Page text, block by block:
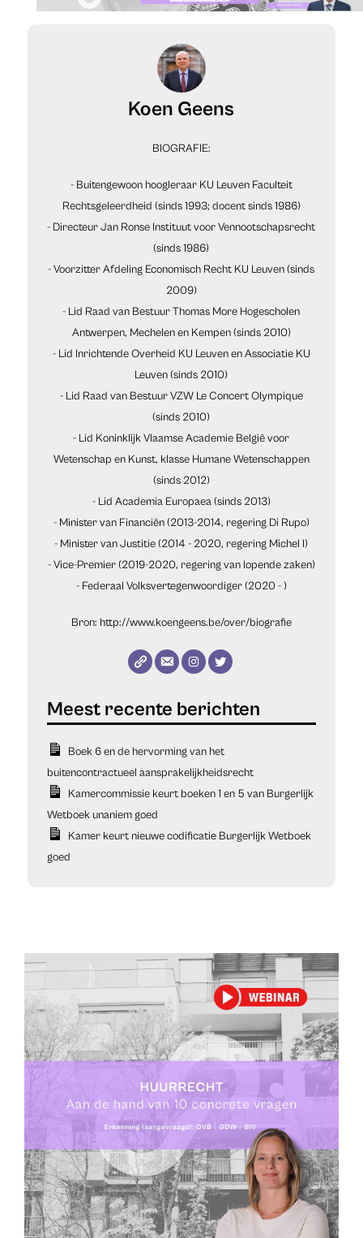
Koen Geens
BIOGRAFIE:
- Buitengewoon hoogleraar KU Leuven Faculteit
Rechtsgeleerdheid (sinds 1993; docent sinds 1986)
- Directeur Jan Ronse Instituut voor Vennootschapsrecht
(sinds 1986)
- Voorzitter Afdeling Economisch Recht KU Leuven (sinds
2009)
- Lid Raad van Bestuur Thomas More Hogescholen
Antwerpen, Mechelen en Kempen (sinds 2010)
- Lid Inrichtende Overheid KU Leuven en Associatie KU
Leuven (sinds 2010)
- Lid Raad van Bestuur VZW Le Concert Olympique
(sinds 2010)
- Lid Koninklijk Vlaamse Academie België voor
Wetenschap en Kunst, klasse Humane Wetenschappen
(sinds 2012)
- Lid Academia Europaea (sinds 2013)
- Minister van Financiën (2013-2014, regering Di Rupo)
- Minister van Justitie (2014 - 2020, regering Michel I)
- Vice-Premier (2019-2020, regering van lopende zaken)
- Federaal Volksvertegenwoordiger (2020 - )
Bron: http://www.koengeens.be/over/biografie
Boek 6 en de hervorming van het
buitencontractueel aansprakelijkheidsrecht
Kamercommissie keurt boeken 1 en 5 van Burgerlijk
Wetboek unaniem goed
Kamer keurt nieuwe codificatie Burgerlijk Wetboek
goed